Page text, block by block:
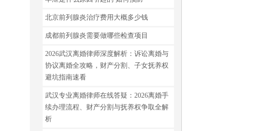
北京前列腺炎治疗费用大概多少钱
成都前列腺炎需要做哪些检查项目
2026武汉离婚律师深度解析：诉讼离婚与
协议离婚全攻略，财产分割、子女抚养权
避坑指南速看
武汉专业离婚律师在线答疑：2026离婚手
续办理流程、财产分割与抚养权争取全解
析